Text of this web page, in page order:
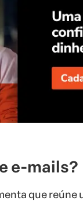
e-mails?
que reúne